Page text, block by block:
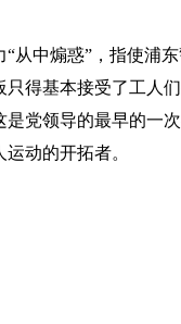
中煽惑”，指使浦东
得基本接受了工人
党领导的最早的一
动的开拓者。